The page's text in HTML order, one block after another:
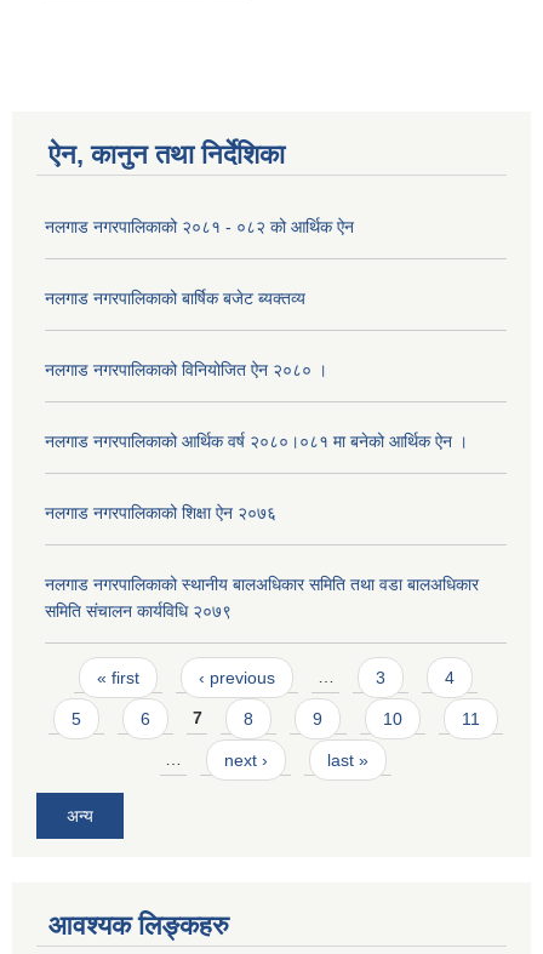
ऐन, कानुन तथा निर्देशिका
नलगाड नगरपालिकाको २०८१ - ०८२ को आर्थिक ऐन
नलगाड नगरपालिकाको बार्षिक बजेट ब्यक्तव्य
नलगाड नगरपालिकाको विनियोजित ऐन २०८० ।
नलगाड नगरपालिकाको आर्थिक वर्ष २०८०।०८१ मा बनेको आर्थिक ऐन ।
नलगाड नगरपालिकाको शिक्षा ऐन २०७६
नलगाड नगरपालिकाको स्थानीय बालअधिकार समिति तथा वडा बालअधिकार
समिति संचालन कार्यविधि २०७९
Pages
« first ‹ previous … 3 4
5 6 7 8 9 10 11
… next › last »
अन्य
आवश्यक लिङ्कहरु